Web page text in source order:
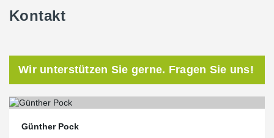
Kontakt
Wir unterstützen Sie gerne. Fragen Sie uns!
Günther Pock